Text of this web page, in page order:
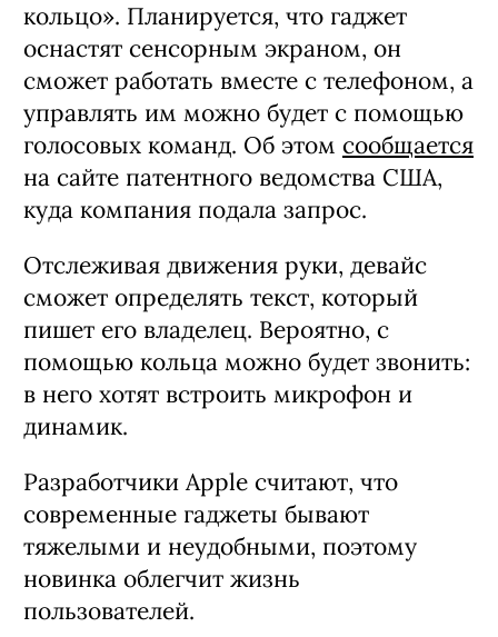
кольцо». Планируется, что гаджет
оснастят сенсорным экраном, он
сможет работать вместе с телефоном, а
управлять им можно будет с помощью
голосовых команд. Об этом сообщается
на сайте патентного ведомства США,
куда компания подала запрос.
Отслеживая движения руки, девайс
сможет определять текст, который
пишет его владелец. Вероятно, с
помощью кольца можно будет звонить:
в него хотят встроить микрофон и
динамик.
Разработчики Apple считают, что
современные гаджеты бывают
тяжелыми и неудобными, поэтому
новинка облегчит жизнь
пользователей.